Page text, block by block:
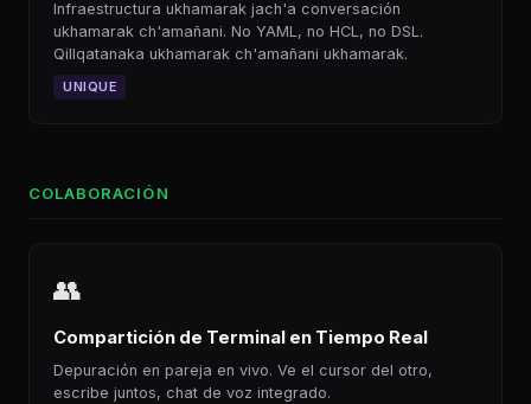
Infraestructura ukhamarak jach'a conversación
ukhamarak ch'amañani. No YAML, no HCL, no DSL.
Qillqatanaka ukhamarak ch'amañani ukhamarak.
UNIQUE
COLABORACIÓN
👥
Compartición de Terminal en Tiempo Real
Depuración en pareja en vivo. Ve el cursor del otro,
escribe juntos, chat de voz integrado.